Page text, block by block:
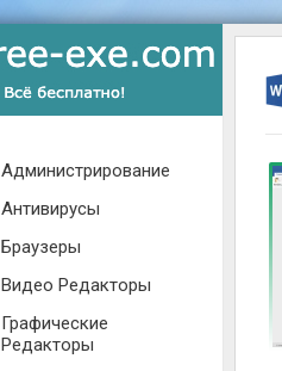
Администрирование
Антивирусы
Браузеры
Видео Редакторы
Графические
Редакторы